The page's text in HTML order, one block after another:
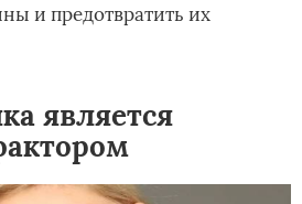
и предотвратить их
является